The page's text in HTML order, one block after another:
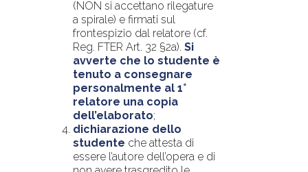
(NON si accettano rilegature
a spirale) e firmati sul
frontespizio dal relatore (cf.
Reg. FTER Art. 32 §2a).Si
avverte che lo studente è
tenuto a consegnare
personalmente al 1°
relatore una copia
dell’elaborato;
dichiarazione dello
studente che attesta di
essere l’autore dell’opera e di